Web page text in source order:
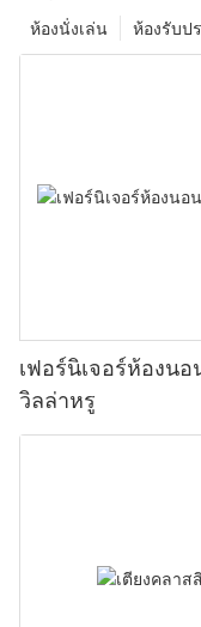
ห้องรับป
ห้องนั่งเล่น
เฟอร์นิเจอร์ห้องน
วิลล่าหรู